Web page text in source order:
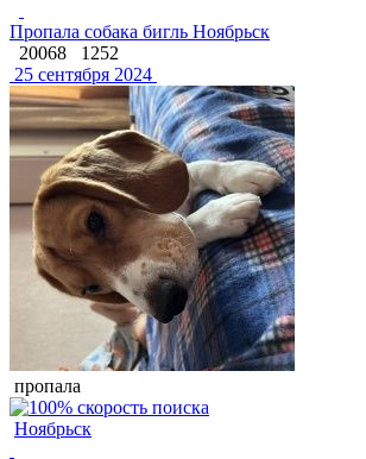
Пропала собака бигль Ноябрьск
20068
1252
25 сентября 2024
пропала
Ноябрьск